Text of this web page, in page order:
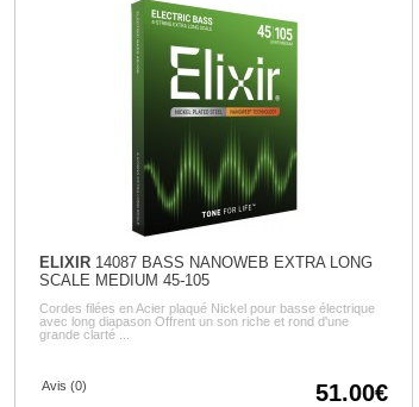
ELIXIR 14087 BASS NANOWEB EXTRA LONG
SCALE MEDIUM 45-105
Cordes filées en Acier plaqué Nickel pour basse électrique
avec long diapason Offrent un son riche et rond d'une
grande clarté ...
Avis (0) 51.00